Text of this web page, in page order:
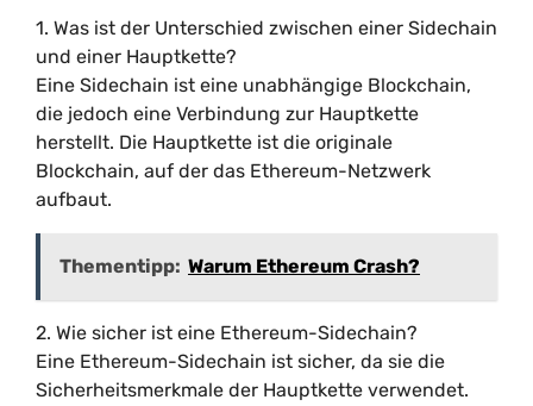
1. Was ist der Unterschied zwischen einer Sidechain
und einer Hauptkette?
Eine Sidechain ist eine unabhängige Blockchain,
die jedoch eine Verbindung zur Hauptkette
herstellt. Die Hauptkette ist die originale
Blockchain, auf der das Ethereum-Netzwerk
aufbaut.
Thementipp: Warum Ethereum Crash?
2. Wie sicher ist eine Ethereum-Sidechain?
Eine Ethereum-Sidechain ist sicher, da sie die
Sicherheitsmerkmale der Hauptkette verwendet.